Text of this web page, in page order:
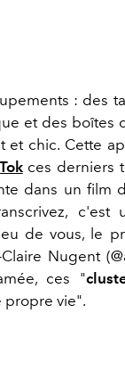
: des
et des boîtes
et chic. Cette
ces derniers
dans un film
c'est
de vous, le
Nugent
ces "
propre vie".